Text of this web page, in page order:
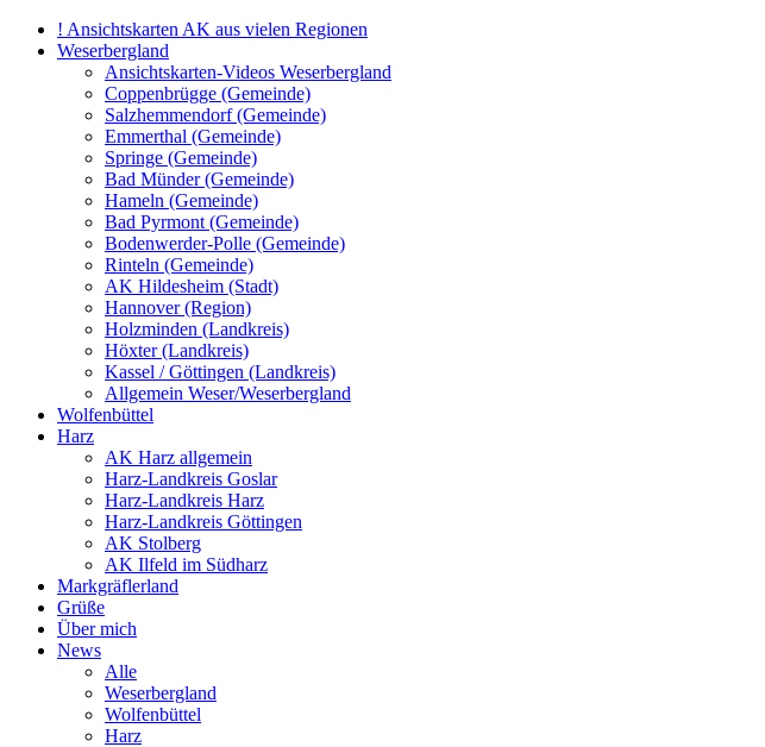
! Ansichtskarten AK aus vielen Regionen
Weserbergland
Ansichtskarten-Videos Weserbergland
Coppenbrügge (Gemeinde)
Salzhemmendorf (Gemeinde)
Emmerthal (Gemeinde)
Springe (Gemeinde)
Bad Münder (Gemeinde)
Hameln (Gemeinde)
Bad Pyrmont (Gemeinde)
Bodenwerder-Polle (Gemeinde)
Rinteln (Gemeinde)
AK Hildesheim (Stadt)
Hannover (Region)
Holzminden (Landkreis)
Höxter (Landkreis)
Kassel / Göttingen (Landkreis)
Allgemein Weser/Weserbergland
Wolfenbüttel
Harz
AK Harz allgemein
Harz-Landkreis Goslar
Harz-Landkreis Harz
Harz-Landkreis Göttingen
AK Stolberg
AK Ilfeld im Südharz
Markgräflerland
Grüße
Über mich
News
Alle
Weserbergland
Wolfenbüttel
Harz